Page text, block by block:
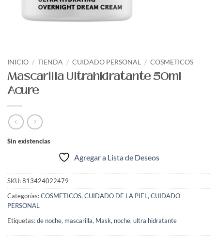
INICIO / TIENDA / CUIDADO PERSONAL / COSMETICOS
Mascarilla Ultrahidratante 50ml
Acure
Sin existencias
Agregar a Lista de Deseos
SKU:813424022479
Categorías:COSMETICOS,CUIDADO DE LA PIEL,CUIDADO
PERSONAL
Etiquetas:de noche, mascarilla, Mask, noche,ultra hidratante